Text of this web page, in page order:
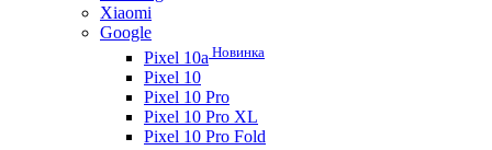
Xiaomi
Google
Pixel 10a Новинка
Pixel 10
Pixel 10 Pro
Pixel 10 Pro XL
Pixel 10 Pro Fold